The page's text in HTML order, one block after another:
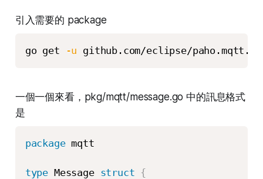
引入需要的 package
go get -u github.com/eclipse/
一個一個來看，pkg/mqtt/message.go 中的訊息格式
是
package mqtt
type Message struct {